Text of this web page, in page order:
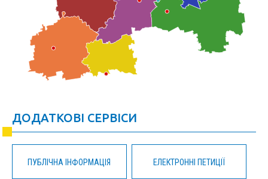
ДОДАТКОВІ СЕРВІСИ
ПУБЛІЧНА ІНФОРМАЦІЯ ЕЛЕКТРОННІ ПЕТИЦІЇ